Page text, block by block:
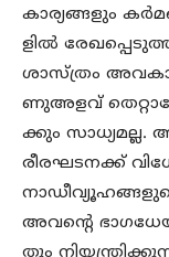
കാര്യങ്ങളും
ളിൽ
ശാസ്ത്രം
ണുഅളവ്
ക്കും
രീരഘടനക്ക്
അവന്റെ